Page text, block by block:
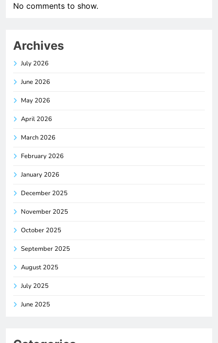
No comments to show.
Archives
July 2026
June 2026
May 2026
April 2026
March 2026
February 2026
January 2026
December 2025
November 2025
October 2025
September 2025
August 2025
July 2025
June 2025